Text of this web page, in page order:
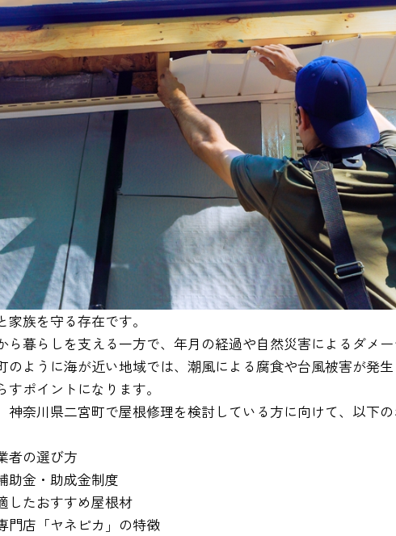
族を守る存在です。
ら暮らしを支える一方で、年月の経過や自然災害によるダメー
のように海が近い地域では、潮風による腐食や台風被害が発
ポイントになります。
神奈川県二宮町で屋根修理を検討している方に向けて、以下
者の選び方
助金・助成金制度
したおすすめ屋根材
門店「ヤネピカ」の特徴